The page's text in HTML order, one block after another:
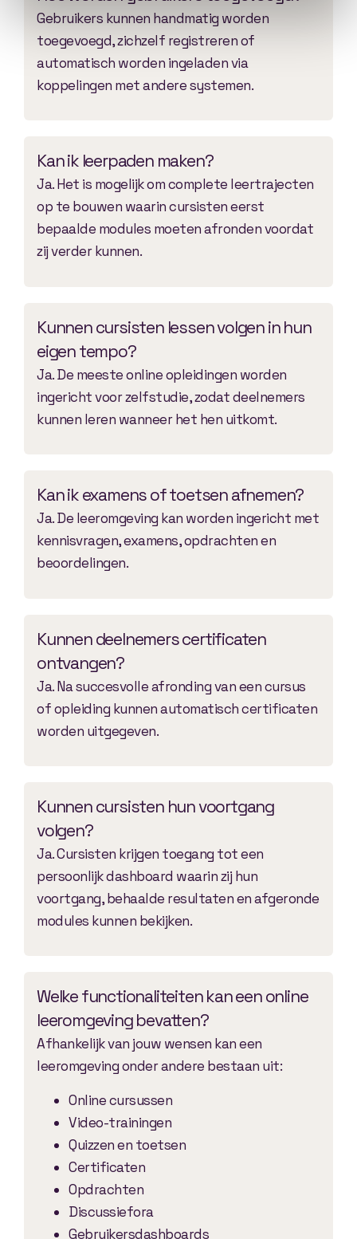
Gebruikers kunnen handmatig worden
toegevoegd, zichzelf registreren of
automatisch worden ingeladen via
koppelingen met andere systemen.
Kan ik leerpaden maken?
Ja. Het is mogelijk om complete leertrajecten
op te bouwen waarin cursisten eerst
bepaalde modules moeten afronden voordat
zij verder kunnen.
Kunnen cursisten lessen volgen in hun
eigen tempo?
Ja. De meeste online opleidingen worden
ingericht voor zelfstudie, zodat deelnemers
kunnen leren wanneer het hen uitkomt.
Kan ik examens of toetsen afnemen?
Ja. De leeromgeving kan worden ingericht met
kennisvragen, examens, opdrachten en
beoordelingen.
Kunnen deelnemers certificaten
ontvangen?
Ja. Na succesvolle afronding van een cursus
of opleiding kunnen automatisch certificaten
worden uitgegeven.
Kunnen cursisten hun voortgang
volgen?
Ja. Cursisten krijgen toegang tot een
persoonlijk dashboard waarin zij hun
voortgang, behaalde resultaten en afgeronde
modules kunnen bekijken.
Welke functionaliteiten kan een online
leeromgeving bevatten?
Afhankelijk van jouw wensen kan een
leeromgeving onder andere bestaan uit:
Online cursussen
Video-trainingen
Quizzen en toetsen
Certificaten
Opdrachten
Discussiefora
Gebruikersdashboards